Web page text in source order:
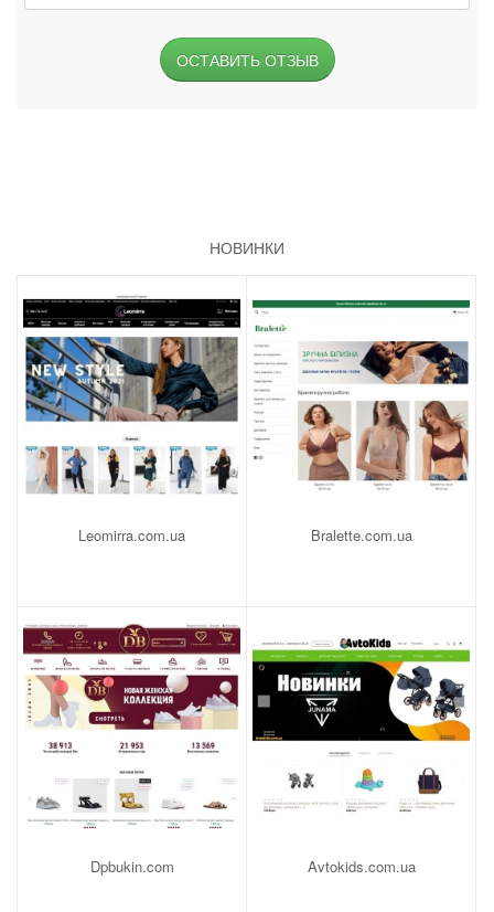
ОСТАВИТЬ ОТЗЫВ
НОВИНКИ
Leomirra.com.ua Bralette.com.ua
Dpbukin.com Avtokids.com.ua